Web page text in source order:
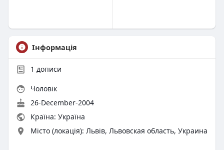
Інформація
1 дописи
Чоловік
26-December-2004
Країна: Україна
Місто (локація): Львів, Львовская область, Украина